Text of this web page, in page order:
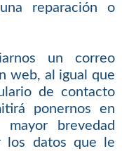
reparación o
un correo
web, al igual que
de contacto
ponernos en
brevedad
los datos que le